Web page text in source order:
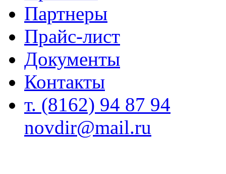
Партнеры
Прайс-лист
Документы
Контакты
т. (8162) 94 87 94
novdir@mail.ru